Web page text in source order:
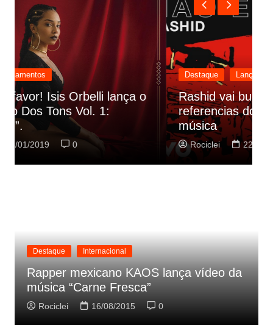
Destaque Lançamentos
Rashid vai buscar nos HQs as
referencias do clipe de sua nova
música
Rociclei 22/01/2019
Destaque Internacional
Rapper mexicano KAOS lança vídeo da
música “Carne Fresca”
Rociclei 16/08/2015 0